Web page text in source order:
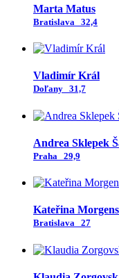
Marta Matus
Bratislava 32,4
Vladimír Král
Doľany 31,7
Andrea Sklepek
Praha 29,9
Kateřina
Bratislava 27